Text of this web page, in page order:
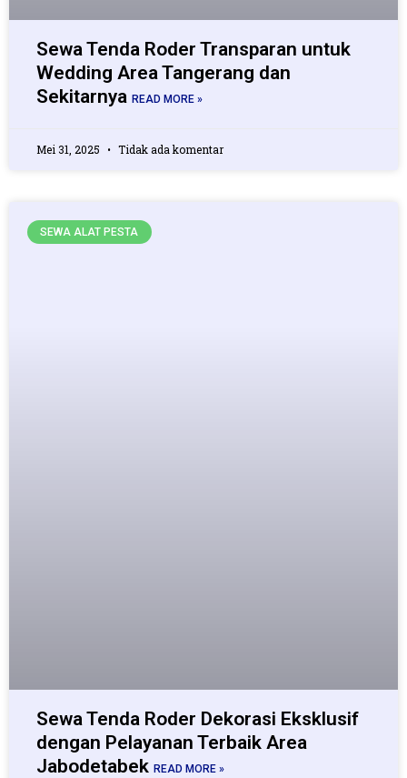
Sewa Tenda Roder Transparan untuk
Wedding Area Tangerang dan
Sekitarnya READ MORE »
Mei 31, 2025 Tidak ada komentar
SEWA ALAT PESTA
Sewa Tenda Roder Dekorasi Eksklusif
dengan Pelayanan Terbaik Area
Jabodetabek READ MORE »